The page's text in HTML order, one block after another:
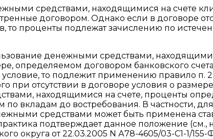
средствами, находящимися на счете
договором. Однако если в договоре
то проценты подлежат зачислению по
денежными средствами,
определяемом договором банковского
условие, то подлежит применению правило п. 2
при отсутствии в договоре условия о
находящимися на счете, проценты
вкладам до востребования. В частности,
средствами может быть применена
подтверждает данное положение (см.,
округа от 22.03.2005 N А78-4605/03-С1-1/155-